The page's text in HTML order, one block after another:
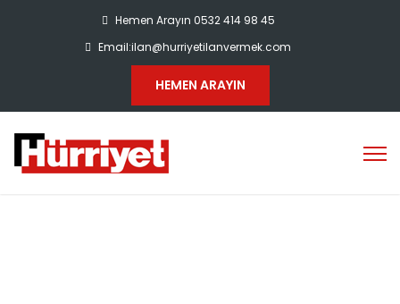
Hemen Arayın 0532 414 98 45
Email:ilan@hurriyetilanvermek.com
HEMEN ARAYIN